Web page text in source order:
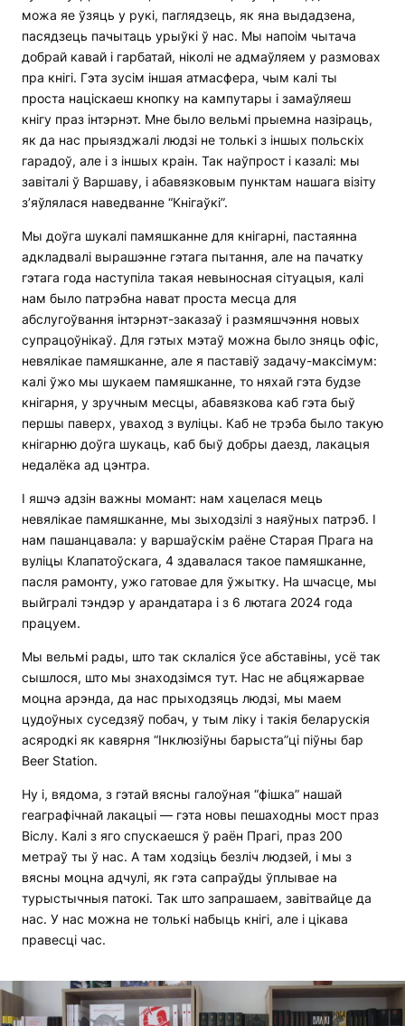
можа яе ўзяць у рукі, паглядзець, як яна выдадзена,
пасядзець пачытаць урыўкі ў нас. Мы напоім чытача
добрай кавай і гарбатай, ніколі не адмаўляем у размовах
пра кнігі. Гэта зусім іншая атмасфера, чым калі ты
проста націскаеш кнопку на кампутары і замаўляеш
кнігу праз інтэрнэт. Мне было вельмі прыемна назіраць,
як да нас прыязджалі людзі не толькі з іншых польскіх
гарадоў, але і з іншых краін. Так наўпрост і казалі: мы
завіталі ў Варшаву, і абавязковым пунктам нашага візіту
з’яўлялася наведванне “Кнігаўкі”.
Мы доўга шукалі памяшканне для кнігарні, пастаянна
адкладвалі вырашэнне гэтага пытання, але на пачатку
гэтага года наступіла такая невыносная сітуацыя, калі
нам было патрэбна нават проста месца для
абслугоўвання інтэрнэт-заказаў і размяшчэння новых
супрацоўнікаў. Для гэтых мэтаў можна было зняць офіс,
невялікае памяшканне, але я паставіў задачу-максімум:
калі ўжо мы шукаем памяшканне, то няхай гэта будзе
кнігарня, у зручным месцы, абавязкова каб гэта быў
першы паверх, уваход з вуліцы. Каб не трэба было такую
кнігарню доўга шукаць, каб быў добры даезд, лакацыя
недалёка ад цэнтра.
І яшчэ адзін важны момант: нам хацелася мець
невялікае памяшканне, мы зыходзілі з наяўных патрэб. І
нам пашанцавала: у варшаўскім раёне Старая Прага на
вуліцы Клапатоўскага, 4 здавалася такое памяшканне,
пасля рамонту, ужо гатовае для ўжытку. На шчасце, мы
выйгралі тэндэр у арандатара і з 6 лютага 2024 года
працуем.
Мы вельмі рады, што так склаліся ўсе абставіны, усё так
сышлося, што мы знаходзімся тут. Нас не абцяжарвае
моцна арэнда, да нас прыходзяць людзі, мы маем
цудоўных суседзяў побач, у тым ліку і такія беларускія
асяродкі як кавярня “Інклюзіўны барыста”ці піўны бар
Beer Station.
Ну і, вядома, з гэтай вясны галоўная “фішка” нашай
геаграфічнай лакацыі — гэта новы пешаходны мост праз
Віслу. Калі з яго спускаешся ў раён Прагі, праз 200
метраў ты ў нас. А там ходзіць безліч людзей, і мы з
вясны моцна адчулі, як гэта сапраўды ўплывае на
турыстычныя патокі. Так што запрашаем, завітвайце да
нас. У нас можна не толькі набыць кнігі, але і цікава
правесці час.